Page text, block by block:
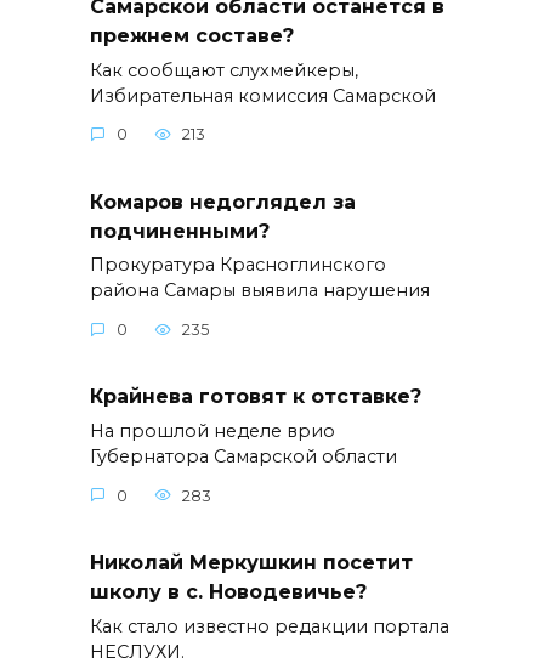
Самарской области останется в
прежнем составе?
Как сообщают слухмейкеры,
Избирательная комиссия Самарской
0 213
Комаров недоглядел за
подчиненными?
Прокуратура Красноглинского
района Самары выявила нарушения
0 235
Крайнева готовят к отставке?
На прошлой неделе врио
Губернатора Самарской области
0 283
Николай Меркушкин посетит
школу в с. Новодевичье?
Как стало известно редакции портала
НЕСЛУХИ.